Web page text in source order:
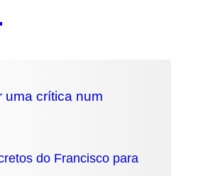
uma crítica num
do Francisco para